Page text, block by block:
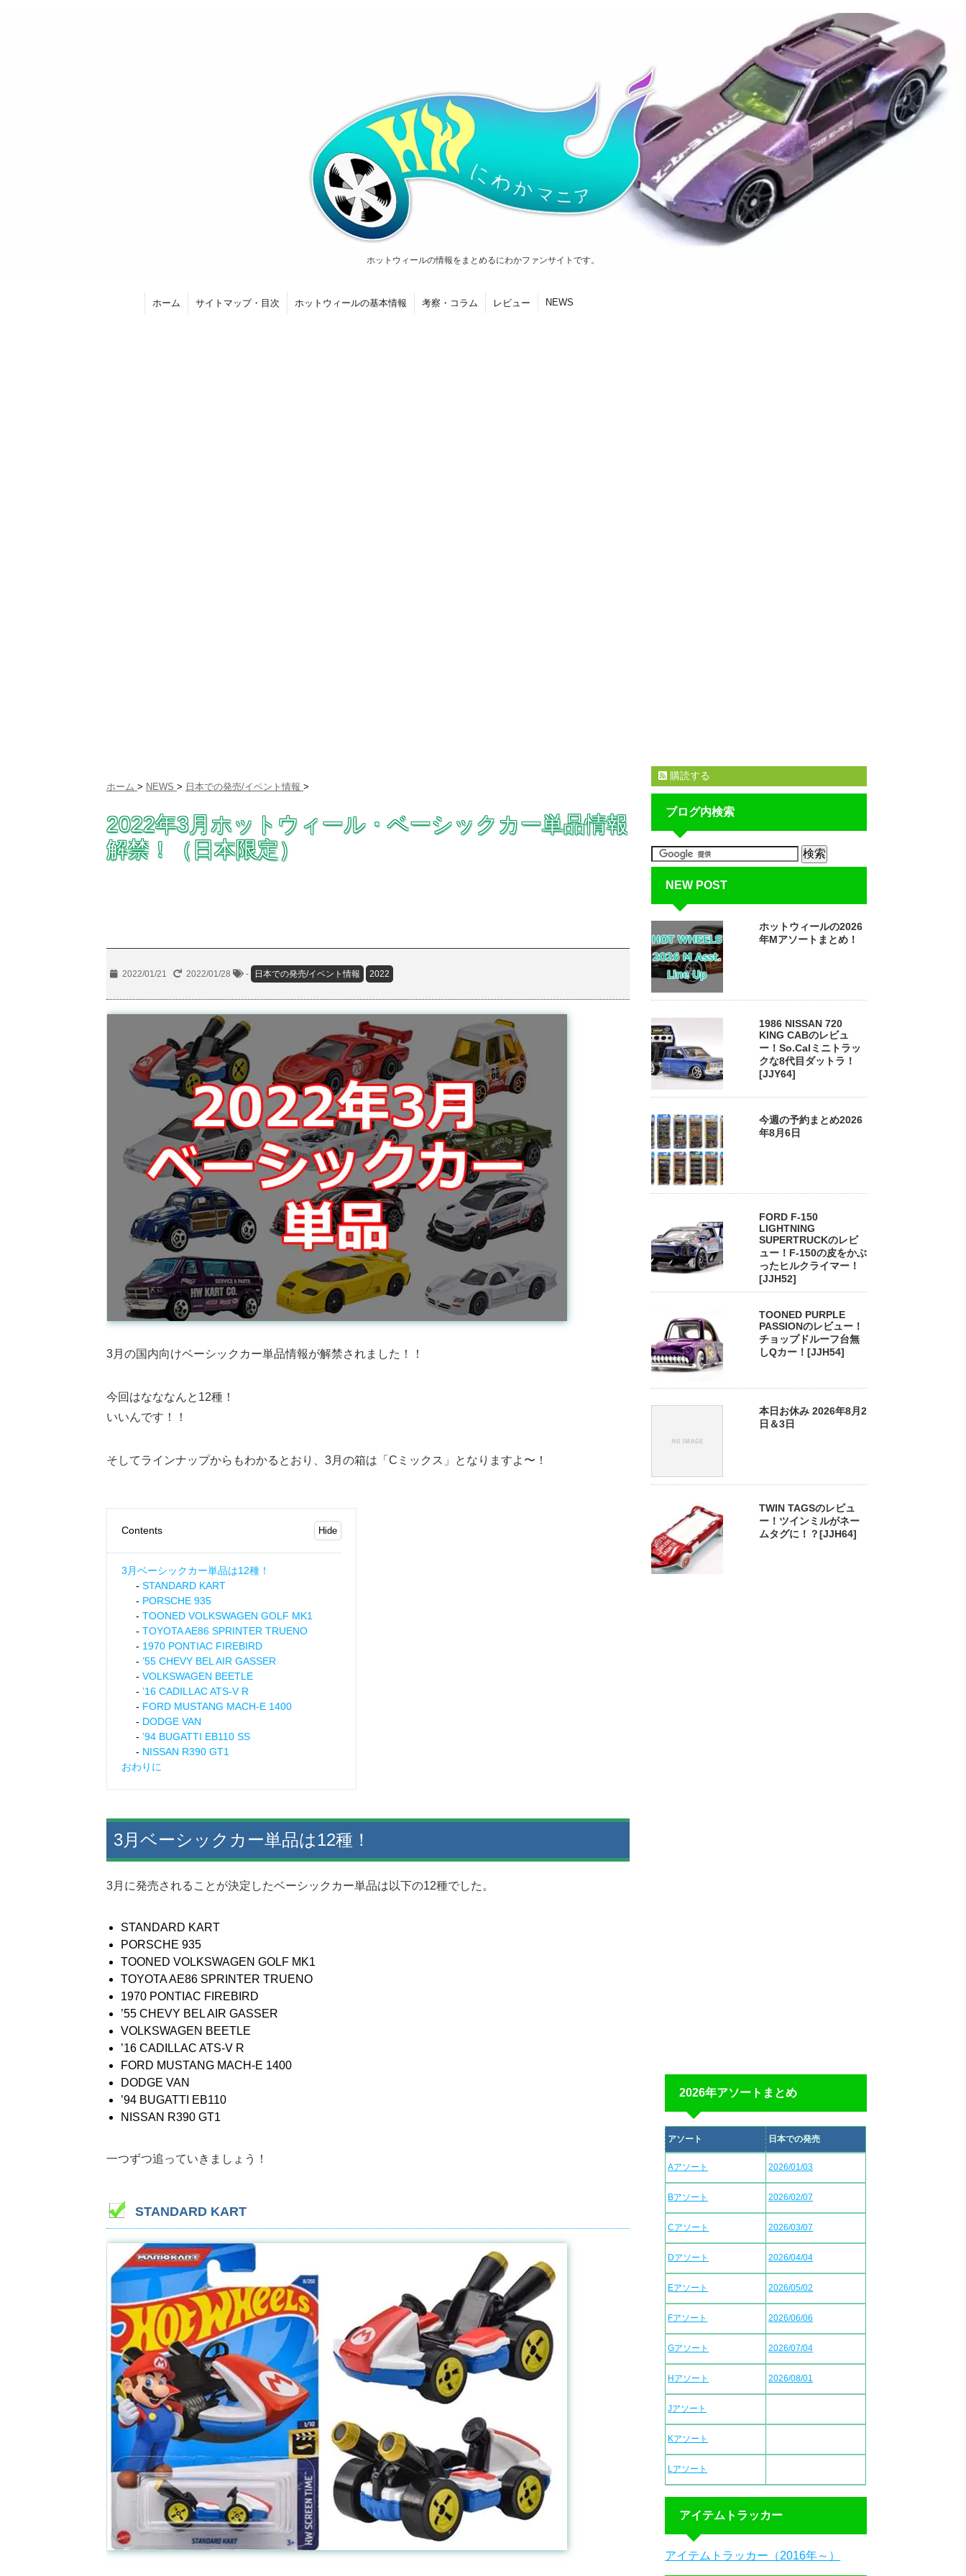
ホットウィールの情報をまとめるにわかファンサイトです。
ホーム サイトマップ・目次 ホットウィールの基本情報 考察・コラム レビュー NEWS
ホーム > NEWS > 日本での発売/イベント情報 >
2022年3月ホットウィール・ベーシックカー単品情報
解禁！（日本限定）
2022/01/21 2022/01/28 - 日本での発売/イベント情報 2022
3月の国内向けベーシックカー単品情報が解禁されました！！
今回はなななんと12種！
いいんです！！
そしてラインナップからもわかるとおり、3月の箱は「Cミックス」となりますよ〜！
Contents
3月ベーシックカー単品は12種！
STANDARD KART
PORSCHE 935
TOONED VOLKSWAGEN GOLF MK1
TOYOTA AE86 SPRINTER TRUENO
1970 PONTIAC FIREBIRD
’55 CHEVY BEL AIR GASSER
VOLKSWAGEN BEETLE
’16 CADILLAC ATS-V R
FORD MUSTANG MACH-E 1400
DODGE VAN
’94 BUGATTI EB110 SS
NISSAN R390 GT1
おわりに
3月ベーシックカー単品は12種！
3月に発売されることが決定したベーシックカー単品は以下の12種でした。
STANDARD KART
PORSCHE 935
TOONED VOLKSWAGEN GOLF MK1
TOYOTA AE86 SPRINTER TRUENO
1970 PONTIAC FIREBIRD
’55 CHEVY BEL AIR GASSER
VOLKSWAGEN BEETLE
’16 CADILLAC ATS-V R
FORD MUSTANG MACH-E 1400
DODGE VAN
’94 BUGATTI EB110
NISSAN R390 GT1
一つずつ追っていきましょう！
STANDARD KART
購読する
ブログ内検索
NEW POST
ホットウィールの2026
年Mアソートまとめ！
1986 NISSAN 720
KING CABのレビュ
ー！So.Calミニトラッ
クな8代目ダットラ！
[JJY64]
今週の予約まとめ2026
年8月6日
FORD F-150
LIGHTNING
SUPERTRUCKのレビ
ュー！F-150の皮をかぶ
ったヒルクライマー！
[JJH52]
TOONED PURPLE
PASSIONのレビュー！
チョップドルーフ台無
しQカー！[JJH54]
本日お休み 2026年8月2
日＆3日
TWIN TAGSのレビュ
ー！ツインミルがネー
ムタグに！？[JJH64]
2026年アソートまとめ
アソート 日本での発売
Aアソート 2026/01/03
Bアソート 2026/02/07
Cアソート 2026/03/07
Dアソート 2026/04/04
Eアソート 2026/05/02
Fアソート 2026/06/06
Gアソート 2026/07/04
Hアソート 2026/08/01
Jアソート
Kアソート
Lアソート
アイテムトラッカー
アイテムトラッカー（2016年～）